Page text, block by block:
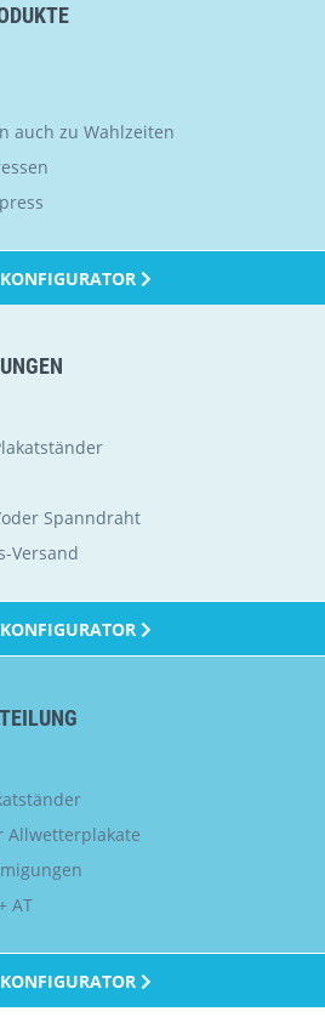
auch zu Wahlzeiten
Spanndraht
Versand
AT